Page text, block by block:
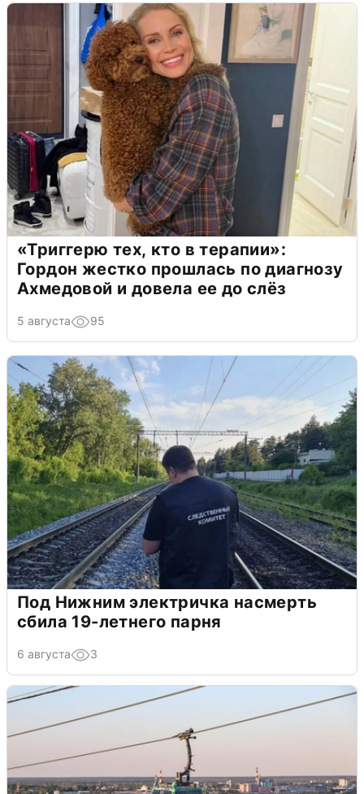
«Триггерю тех, кто в терапии»:
Гордон жестко прошлась по диагнозу
Ахмедовой и довела ее до слёз
5 августа 95
Под Нижним электричка насмерть
сбила 19-летнего парня
6 августа 3